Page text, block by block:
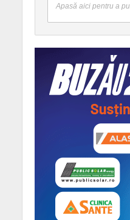
Apasă aici pentru a